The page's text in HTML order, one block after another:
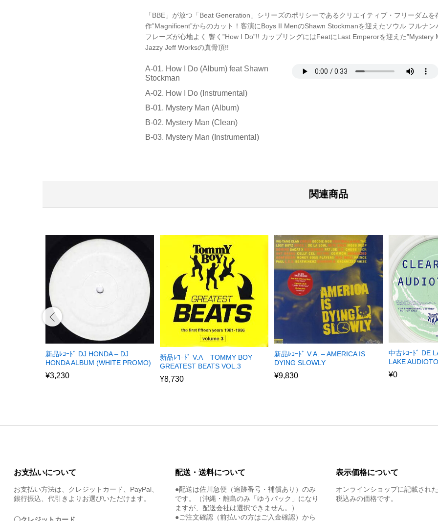
数
量
「BBE」が放つ「Beat Generation」シリーズのポリシーであるクリエイティブ・フリーダム
作”Magnificent”からのカット！客演にBoys II MenのShawn Stockmanを迎えたソウル フルナ
フレーズが心地よく 響く”How I Do”!! カップリングにはFeatにLast Emperorを迎えた”Mystery
Jazzy Jeff Worksの真骨頂!!
A-01. How I Do (Album) feat Shawn
Stockman
A-02. How I Do (Instrumental)
B-01. Mystery Man (Album)
B-02. Mystery Man (Clean)
B-03. Mystery Man (Instrumental)
関連商品
新品ﾚｺｰﾄﾞ DJ HONDA – DJ
HONDA ALBUM (WHITE PROMO)
¥3,230
新品ﾚｺｰﾄﾞ V.A – TOMMY BOY
GREATEST BEATS VOL.3
¥8,730
新品ﾚｺｰﾄﾞ V.A. – AMERICA IS
DYING SLOWLY
¥9,830
中古ﾚｺｰﾄﾞ DE
LAKE
¥0
お支払いについて
お支払い方法は、クレジットカード、PayPal、
銀行振込、代引きよりお選びいただけます。
配送・送料について
●配送は佐川急便（追跡番号・補償あり）のみ
です。（沖縄・離島のみ「ゆうパック」になり
ますが、配送会社は選択できません。）
●ご注文確認（前払いの方はご入金確認）から
表示価格について
オンラインショップに記載され
税込みの価格です。